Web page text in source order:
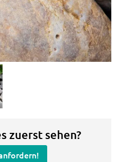
zuerst sehen?